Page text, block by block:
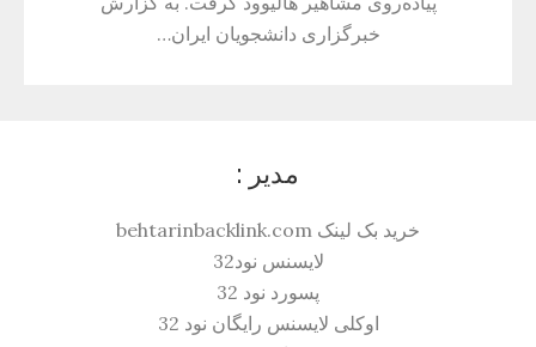
خبرگزاری دانشجویان ایران…
مدیر :
خرید بک لینک behtarinbacklink.com
لایسنس نود32
پسورد نود 32
اوکلی لایسنس رایگان نود 32